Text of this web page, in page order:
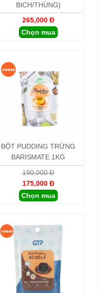
BỊCH/THÙNG)
265,000 Đ
Chọn mua
BỘT PUDDING TRỨNG
BARISMATE 1KG
190,000 Đ
175,000 Đ
Chọn mua